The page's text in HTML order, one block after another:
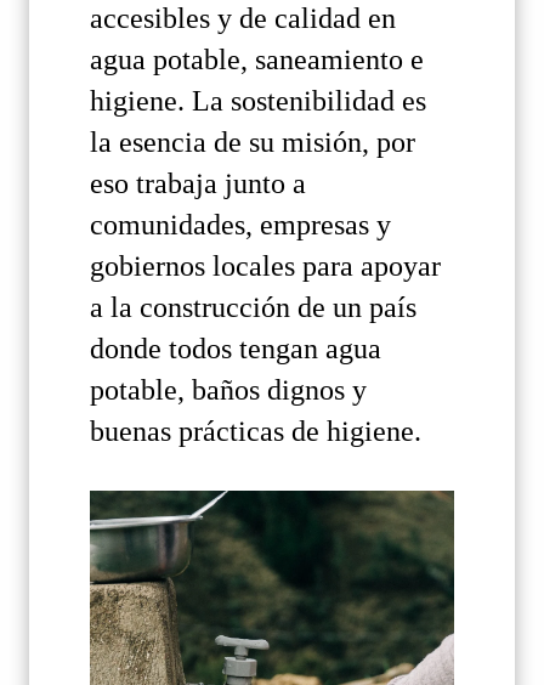
accesibles y de calidad en
agua potable, saneamiento e
higiene. La sostenibilidad es
la esencia de su misión, por
eso trabaja junto a
comunidades, empresas y
gobiernos locales para apoyar
a la construcción de un país
donde todos tengan agua
potable, baños dignos y
buenas prácticas de higiene.